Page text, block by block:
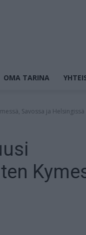
OMA TARINA
Savossa ja Helsingissä